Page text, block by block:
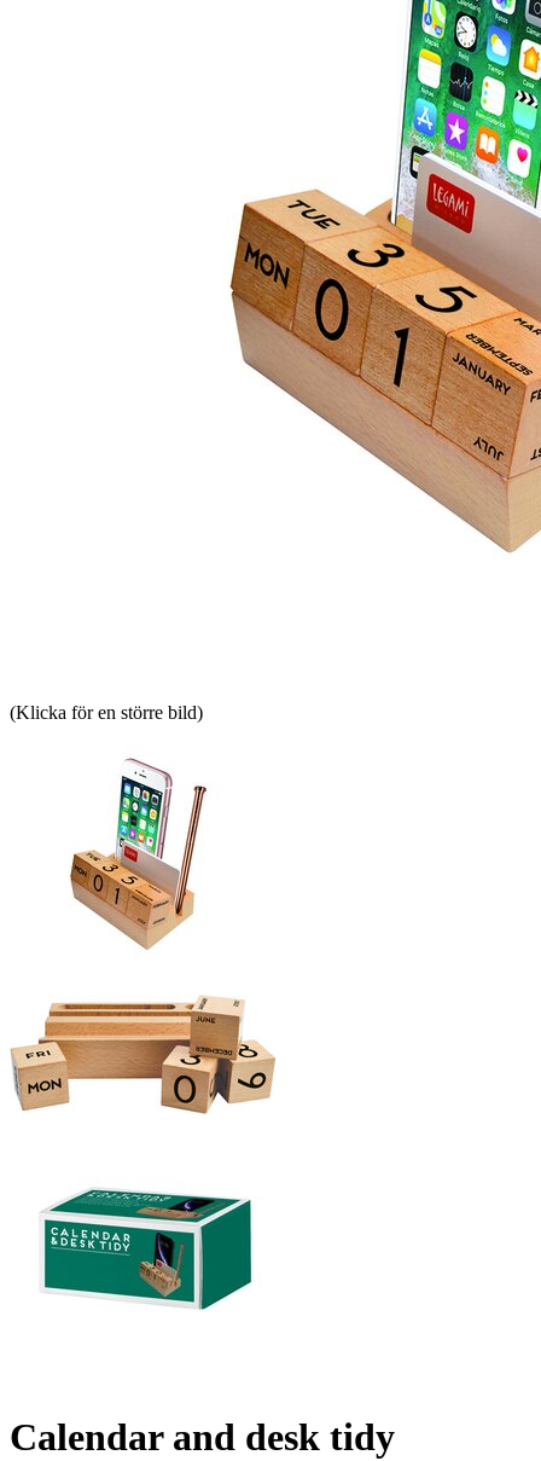
(Klicka för en större bild)
Calendar and desk tidy